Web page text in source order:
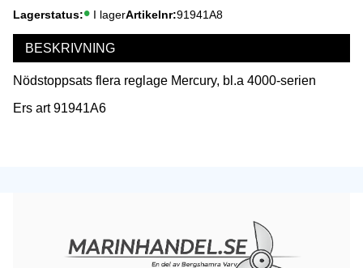
Lagerstatus I lagerArtikelnr 91941A8
BESKRIVNING
Nödstoppsats flera reglage Mercury, bl.a 4000-serien
Ers art 91941A6